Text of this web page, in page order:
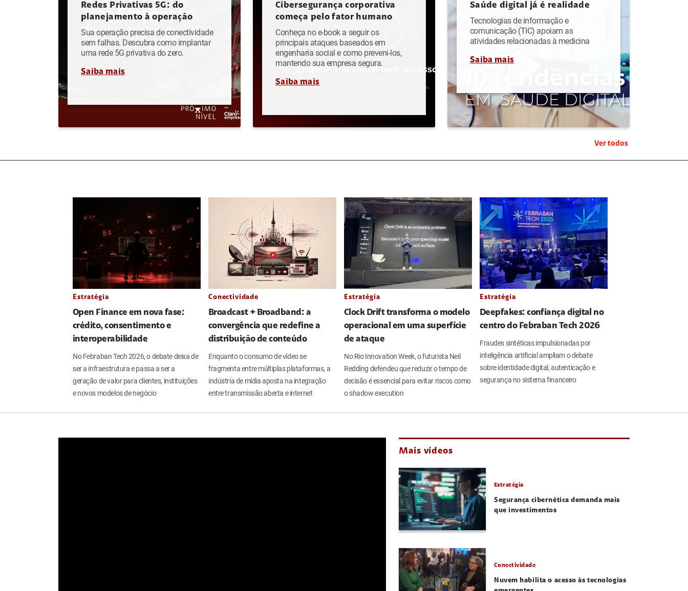
Redes Privativas 5G: do
planejamento à operação
Sua operação precisa de conectividade
sem falhas. Descubra como implantar
uma rede 5G privativa do zero.
Saiba mais
Cibersegurança corporativa
começa pelo fator humano
Conheça no e-book a seguir os
principais ataques baseados em
engenharia social e como preveni-los,
mantendo sua empresa segura.
Saiba mais
Saúde digital já é realidade
Tecnologias de informação e
comunicação (TIC) apoiam as
atividades relacionadas à medicina
Saiba mais
Ver todos
Estratégia
Open Finance em nova fase:
crédito, consentimento e
interoperabilidade
No Febraban Tech 2026, o debate deixa de
ser a infraestrutura e passa a ser a
geração de valor para clientes, instituições
e novos modelos de negócio
Conectividade
Broadcast + Broadband: a
convergência que redefine a
distribuição de conteúdo
Enquanto o consumo de vídeo se
fragmenta entre múltiplas plataformas, a
indústria de mídia aposta na integração
entre transmissão aberta e internet
Estratégia
Clock Drift transforma o modelo
operacional em uma superfície
de ataque
No Rio Innovation Week, o futurista Neil
Redding defendeu que reduzir o tempo de
decisão é essencial para evitar riscos como
o shadow execution
Estratégia
Deepfakes: confiança digital no
centro do Febraban Tech 2026
Fraudes sintéticas impulsionadas por
inteligência artificial ampliam o debate
sobre identidade digital, autenticação e
segurança no sistema financeiro
Mais vídeos
Estratégia
Segurança cibernética demanda mais
que investimentos
Conectividade
Nuvem habilita o acesso às tecnologias